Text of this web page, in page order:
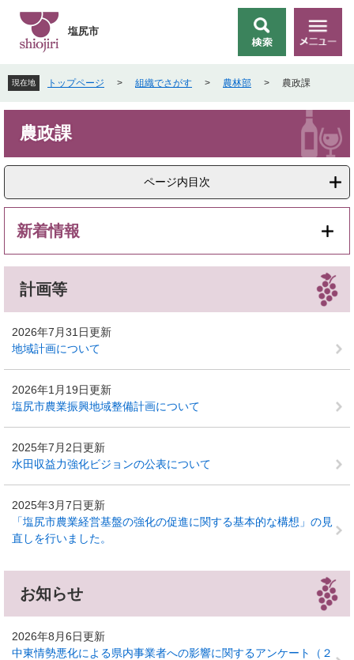
先
頭
で
を
飛
ば
本
索
メ
ニ
ー
塩尻市
現在地 トップページ > 組織でさがす > 農林部 > 農政課
農政課
ページ内目次
新着情報
計画等
2026年7月31日更新
地域計画について
2026年1月19日更新
塩尻市農業振興地域整備計画について
2025年7月2日更新
水田収益力強化ビジョンの公表について
2025年3月7日更新
「塩尻市農業経営基盤の強化の促進に関する基本的な構想」の見
直しを行いました。
お知らせ
2026年8月6日更新
中東情勢悪化による県内事業者への影響に関するアンケート（２